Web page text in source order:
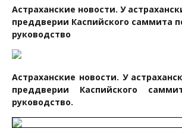
Астраханские новости. У
преддверии Каспийского саммита
руководство
Астраханские новости. У
преддверии Каспийского
руководство.